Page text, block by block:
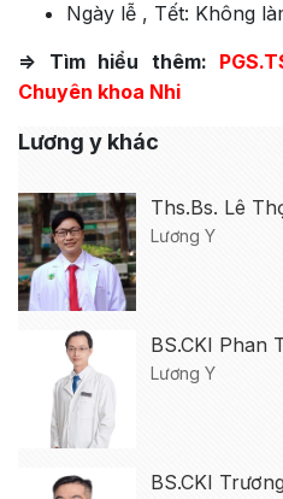
Ngày lễ , Tết: Không
=> Tìm hiểu thêm:
Chuyên khoa Nhi
Lương y khác
Ths.Bs. Lê
Lương Y
BS.CKI Phan
Lương Y
BS.CKI